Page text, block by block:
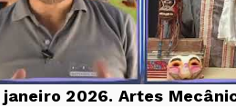
janeiro 2026. Artes